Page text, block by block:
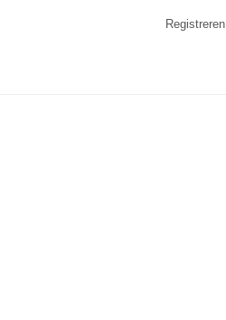
Registreren